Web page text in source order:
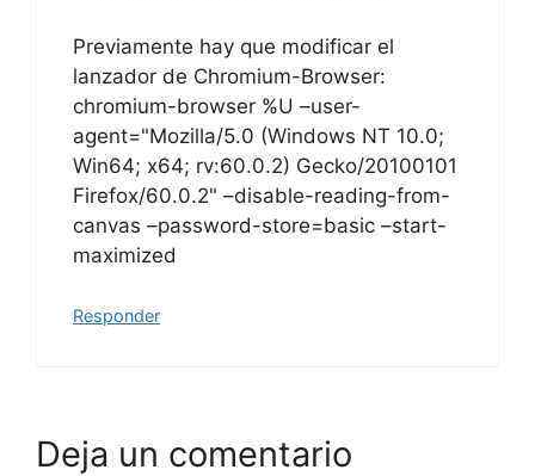
Previamente hay que modificar el
lanzador de Chromium-Browser:
chromium-browser %U –user-
agent="Mozilla/5.0 (Windows NT 10.0;
Win64; x64; rv:60.0.2) Gecko/20100101
Firefox/60.0.2" –disable-reading-from-
canvas –password-store=basic –start-
maximized
Responder
Deja un comentario